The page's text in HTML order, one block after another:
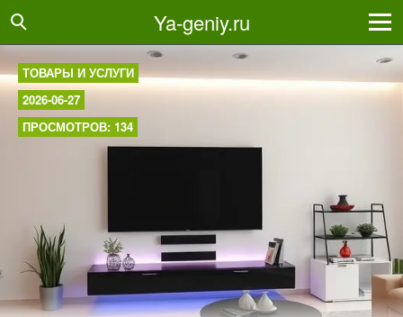
Ya-geniy.ru
ТОВАРЫ И УСЛУГИ
2026-06-27
ПРОСМОТРОВ: 134